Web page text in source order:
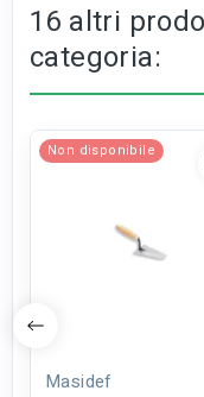
16 altri
categoria:
Non disponibile
Masidef